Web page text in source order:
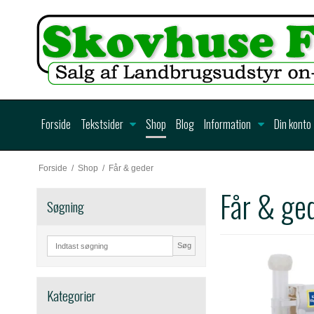
Forside Tekstsider Shop Blog Information Din konto
Forside / Shop / Får & geder
Søgning
Søg
Kategorier
Får &